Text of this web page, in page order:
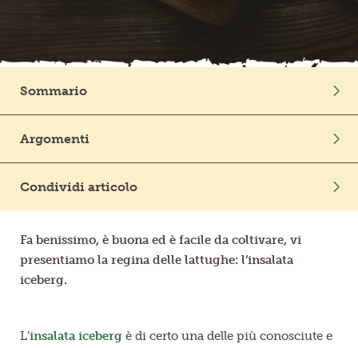
Polpe di frutta
Prodotti freschi
Sommario
Le origini dell’insalata iceberg
È senza dubbio la regina delle insalate
Argomenti
Condividi articolo
Fa benissimo, è buona ed è facile da coltivare, vi
presentiamo la regina delle lattughe: l’insalata
iceberg.
L’insalata iceberg è di certo una delle più conosciute e